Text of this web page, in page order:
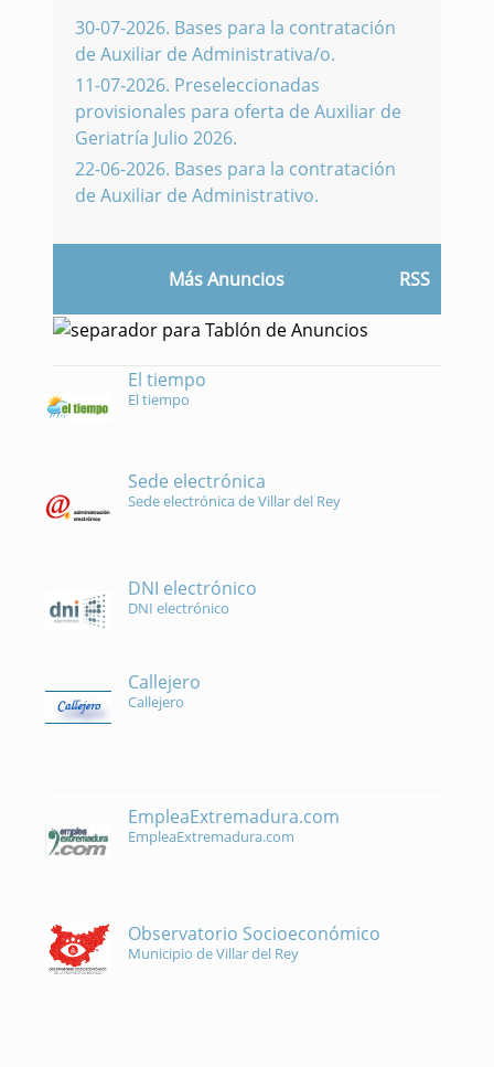
30-07-2026. Bases para la contratación
de Auxiliar de Administrativa/o.
11-07-2026. Preseleccionadas
provisionales para oferta de Auxiliar de
Geriatría Julio 2026.
22-06-2026. Bases para la contratación
de Auxiliar de Administrativo.
Más Anuncios RSS
El tiempo
El tiempo
Sede electrónica
Sede electrónica de Villar del Rey
DNI electrónico
DNI electrónico
Callejero
Callejero
EmpleaExtremadura.com
EmpleaExtremadura.com
Observatorio Socioeconómico
Municipio de Villar del Rey